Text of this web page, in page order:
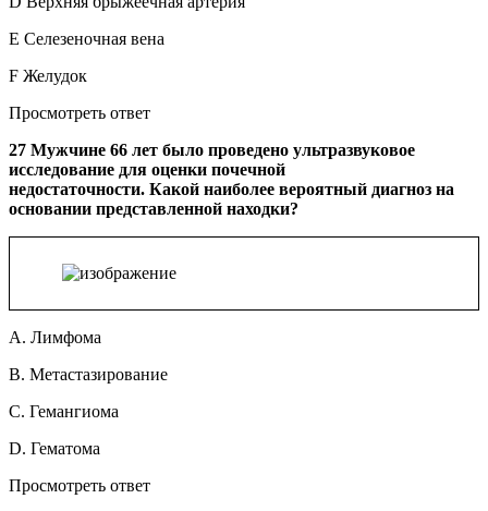
E Селезеночная вена
F Желудок
Просмотреть ответ
27 Мужчине 66 лет было проведено ультразвуковое
исследование для оценки почечной
недостаточности. Какой наиболее вероятный диагноз на
основании представленной находки?
A. Лимфома
B. Метастазирование
C. Гемангиома
D. Гематома
Просмотреть ответ